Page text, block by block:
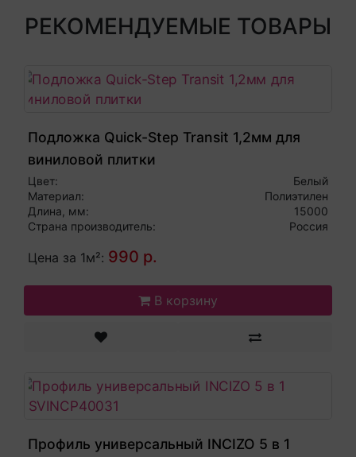
РЕКОМЕНДУЕМЫЕ ТОВАРЫ
Подложка Quick-Step Transit 1,2мм для
виниловой плитки
Цвет:
Белый
Материал:
Полиэтилен
Длина, мм:
15000
Страна производитель:
Россия
Цена за 1м²: 990 р.
В корзину
Профиль универсальный INCIZO 5 в 1